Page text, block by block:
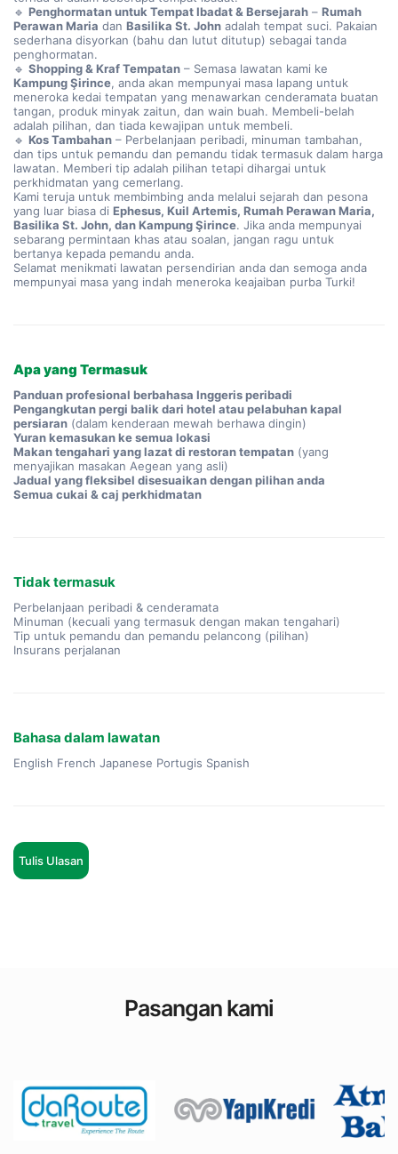
🔹 Penghormatan untuk Tempat Ibadat & Bersejarah – Rumah
Perawan Maria dan Basilika St. John adalah tempat suci. Pakaian
sederhana disyorkan (bahu dan lutut ditutup) sebagai tanda
penghormatan.
🔹 Shopping & Kraf Tempatan – Semasa lawatan kami ke
Kampung Şirince, anda akan mempunyai masa lapang untuk
meneroka kedai tempatan yang menawarkan cenderamata buatan
tangan, produk minyak zaitun, dan wain buah. Membeli-belah
adalah pilihan, dan tiada kewajipan untuk membeli.
🔹 Kos Tambahan – Perbelanjaan peribadi, minuman tambahan,
dan tips untuk pemandu dan pemandu tidak termasuk dalam harga
lawatan. Memberi tip adalah pilihan tetapi dihargai untuk
perkhidmatan yang cemerlang.
Kami teruja untuk membimbing anda melalui sejarah dan pesona
yang luar biasa di Ephesus, Kuil Artemis, Rumah Perawan Maria,
Basilika St. John, dan Kampung Şirince. Jika anda mempunyai
sebarang permintaan khas atau soalan, jangan ragu untuk
bertanya kepada pemandu anda.
Selamat menikmati lawatan persendirian anda dan semoga anda
mempunyai masa yang indah meneroka keajaiban purba Turki!
Apa yang Termasuk
Panduan profesional berbahasa Inggeris peribadi
Pengangkutan pergi balik dari hotel atau pelabuhan kapal
persiaran (dalam kenderaan mewah berhawa dingin)
Yuran kemasukan ke semua lokasi
Makan tengahari yang lazat di restoran tempatan (yang
menyajikan masakan Aegean yang asli)
Jadual yang fleksibel disesuaikan dengan pilihan anda
Semua cukai & caj perkhidmatan
Tidak termasuk
Perbelanjaan peribadi & cenderamata
Minuman (kecuali yang termasuk dengan makan tengahari)
Tip untuk pemandu dan pemandu pelancong (pilihan)
Insurans perjalanan
Bahasa dalam lawatan
English French Japanese Portugis Spanish
Tulis Ulasan
Pasangan kami